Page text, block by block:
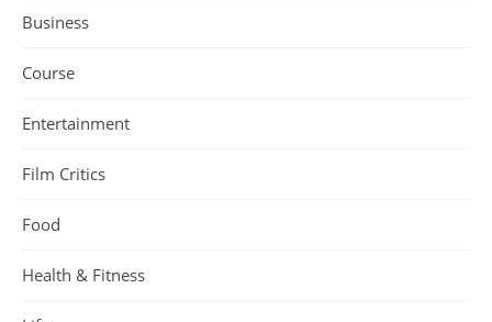
Business
Course
Entertainment
Film Critics
Food
Health & Fitness